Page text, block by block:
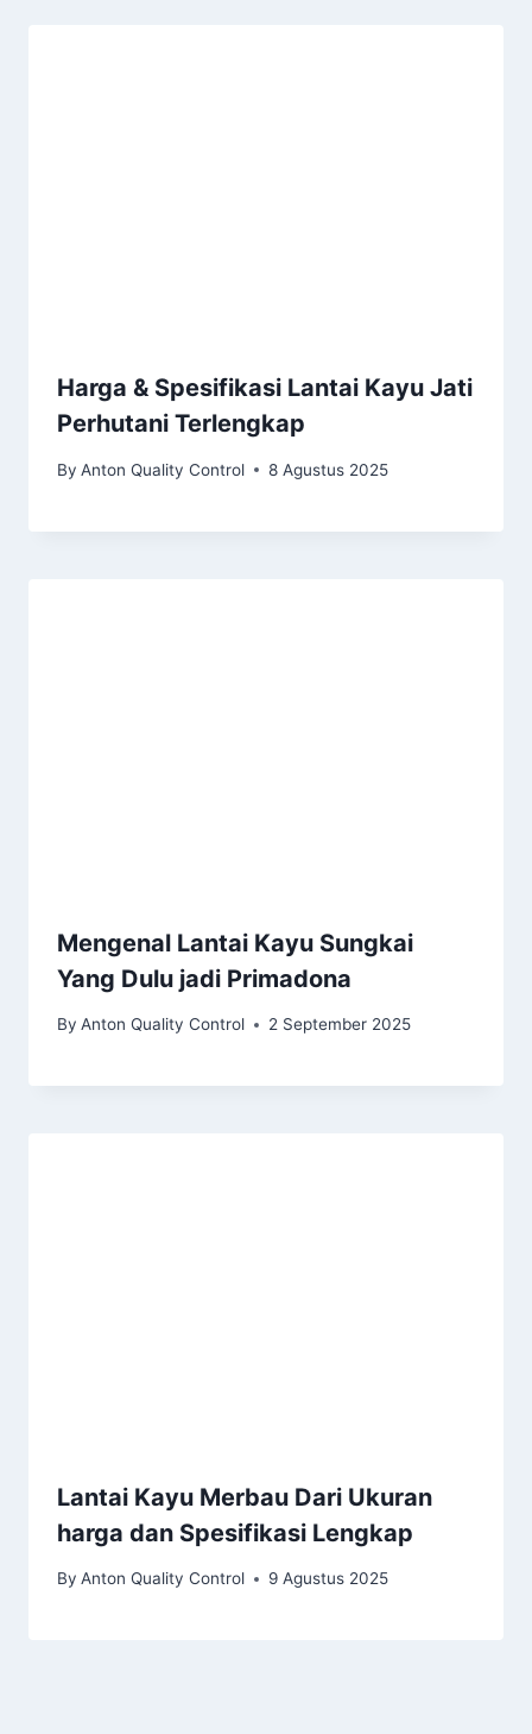
Harga & Spesifikasi Lantai Kayu Jati
Perhutani Terlengkap
By Anton Quality Control 8 Agustus 2025
Mengenal Lantai Kayu Sungkai
Yang Dulu jadi Primadona
By Anton Quality Control 2 September 2025
Lantai Kayu Merbau Dari Ukuran
harga dan Spesifikasi Lengkap
By Anton Quality Control 9 Agustus 2025